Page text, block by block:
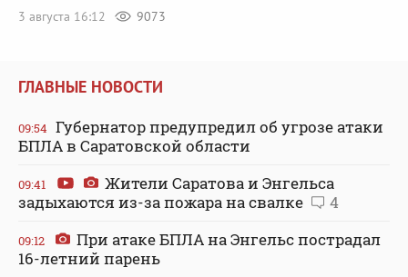
3 августа 16:12
9073
ГЛАВНЫЕ НОВОСТИ
09:54 Губернатор предупредил об угрозе атаки
БПЛА в Саратовской области
09:41
Жители Саратова и Энгельса
задыхаются из-за пожара на свалке
4
09:12
При атаке БПЛА на Энгельс пострадал
16-летний парень